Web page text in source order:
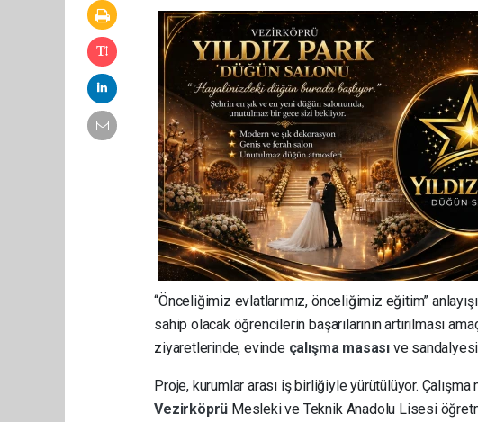
“Önceliğimiz evlatlarımız, önceliğimiz eğitim”
sahip olacak öğrencilerin başarılarının artırılması
ziyaretlerinde, evinde çalışma masası ve
Proje, kurumlar arası iş birliğiyle yürütülüyor.
Vezirköprü Mesleki ve Teknik Anadolu Lisesi